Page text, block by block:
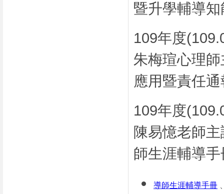
暨升學輔導
109年度
朱梅瑄心理
應用暨責任
109年度
陳易憶老師
師生涯輔導
導師生涯輔導手冊